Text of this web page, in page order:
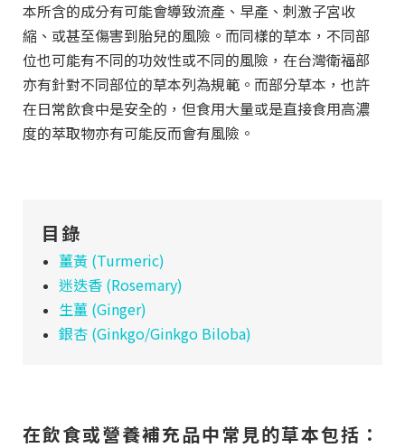
本所含的成分有可能會導致流產、早產、刺激子宮收
縮、或甚至傷害到胎兒的風險。而同樣的草本，不同部
位也可能有不同的功效性或不同的風險，在台灣衛福部
亦有針對不同部位的草本列為規範。而部分草本，也許
在日常飲食中是安全的，但食用大量或是直接食用高濃
度的萃取物亦有可能反而會有風險。
目錄
薑黃 (Turmeric)
迷迭香 (Rosemary)
生薑 (Ginger)
銀杏 (Ginkgo/Ginkgo Biloba)
在飲食或營養補充品中常見的草本包括：